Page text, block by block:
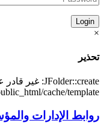
×
تحذير
cache/template
روابط الإدارات